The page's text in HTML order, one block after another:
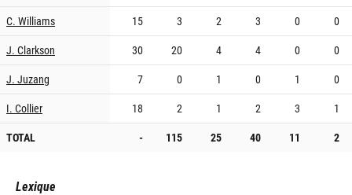
C. Williams
15 3 2 3 0
0
J. Clarkson
30 20 4 4 0
0
J. Juzang
7 0 1 0 1
0
I. Collier
18 2 1 2 3
1
TOTAL
- 115 25 40 11 2
Lexique